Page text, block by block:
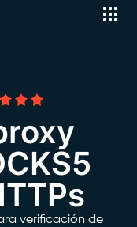
verificación de